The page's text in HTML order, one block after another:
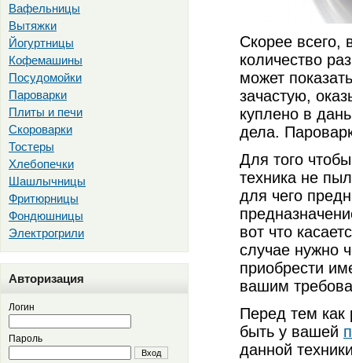
Вафельницы
Вытяжки
Йогуртницы
Кофемашины
Посудомойки
Пароварки
Плиты и печи
Скороварки
Тостеры
Хлебопечки
Шашлычницы
Фритюрницы
Фондюшницы
Электрогрили
Авторизация
Логин
Пароль
Вход
Скорее всего,
количество
может
зачастую,
куплено в
дела.
Для того
техника не
для чего
вот что
случае нужно
приобрести
вашим
Перед тем как
быть у вашей
данной